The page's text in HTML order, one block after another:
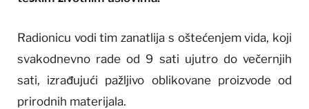
Radionicu vodi tim zanatlija s oštećenjem vida, koji
svakodnevno rade od 9 sati ujutro do večernjih
sati, izrađujući pažljivo oblikovane proizvode od
prirodnih materijala.